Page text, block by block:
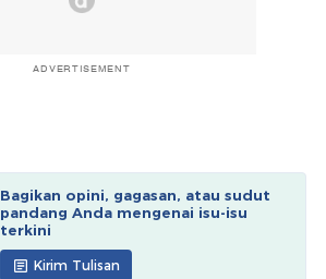
ADVERTISEMENT
Bagikan opini, gagasan, atau sudut
pandang Anda mengenai isu-isu
terkini
Kirim Tulisan